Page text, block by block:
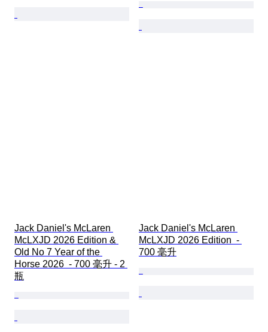
Jack Daniel's McLaren
McLXJD 2026 Edition &
Old No 7 Year of the
Horse 2026  - 700 毫升 - 2
瓶
Jack Daniel's McLaren
McLXJD 2026 Edition  -
700 毫升